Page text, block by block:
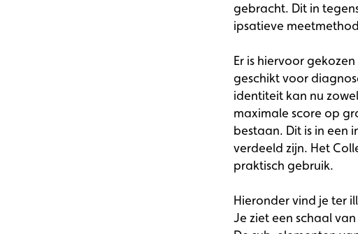
gebracht. Dit in
ipsatieve
Er is hiervoor
geschikt voor
identiteit kan nu
maximale score op
bestaan. Dit is in een
verdeeld zijn. Het
praktisch gebruik.
Hieronder vind je ter
Je ziet een schaal